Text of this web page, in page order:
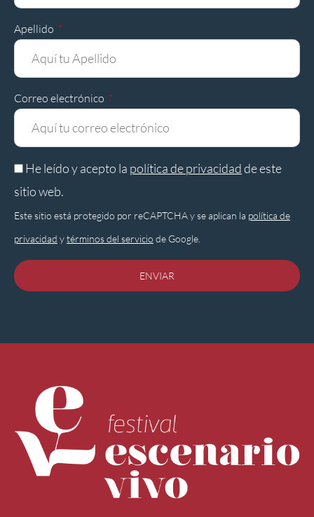
Apellido
Correo electrónico
He leído y acepto la política de privacidadde este
sitio web.
Este sitio está protegido por reCAPTCHA y se aplican la política de
privacidad ytérminos del servicio de Google.
ENVIAR